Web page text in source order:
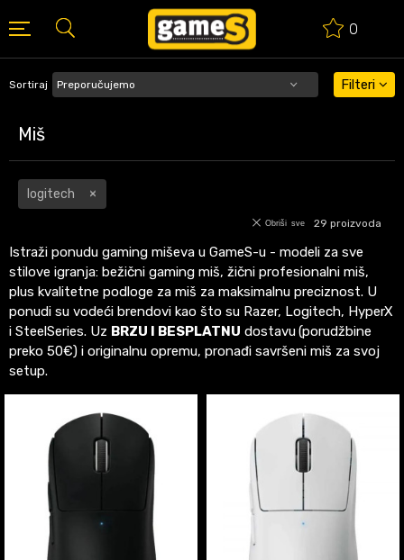
0
ISPORUKA PORUDŽBINA PREKO 50 EUR
Miš
Sortiraj Filteri
logitech
29 proizvoda
Obriši sve
Istraži ponudu gaming miševa u GameS-u - modeli za sve
stilove igranja: bežični gaming miš, žični profesionalni miš,
plus kvalitetne podloge za miš za maksimalnu preciznost. U
ponudi su vodeći brendovi kao što su Razer, Logitech, HyperX
i SteelSeries. Uz BRZU I BESPLATNU dostavu(porudžbine
preko 50€) i originalnu opremu, pronađi savršeni miš za svoj
setup.